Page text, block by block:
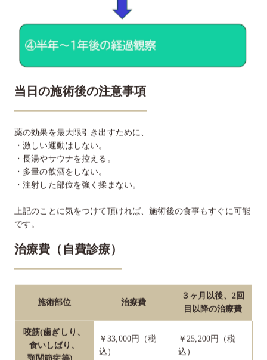
当日の施術後の注意事項
薬の効果を最大限引き出すために、
・激しい運動はしない。
・長湯やサウナを控える。
・多量の飲酒をしない。
・注射した部位を強く揉まない。
上記のことに気をつけて頂ければ、施術後の食事もすぐに可能
です。
治療費（自費診療）
施術部位 治療費
３ヶ月以後、2回
目以降の治療費
咬筋(歯ぎしり、
食いしばり、
顎関節症等)
￥33,000円（税
込）
￥25,200円（税
込）